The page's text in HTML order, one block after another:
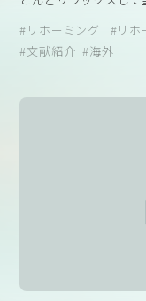
4）マウスに提供さ
5）研究室内および
反の事例に完全に
ンリッチメントの基準
考えられています。
観察頻度にも懸念が
獣医師の多くは、観
す（下表）。満足度は
ませんが、獣医師の
くなっているようで
観察頻度
結果は、リホーミン
であり、非常にポジ
に不信感をもってい
応できるということ
に対する気持ちは救
リホーミング リホ
文献紹介
海外